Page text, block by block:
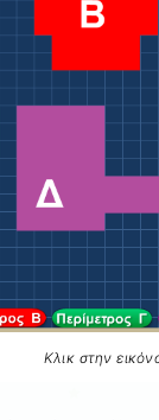
Κλικ στην